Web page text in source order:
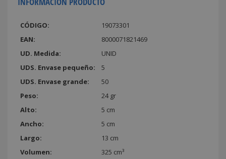
CÓDIGO:
19073301
EAN:
8000071821469
UD. Medida:
UNID
UDS. Envase pequeño:
5
UDS. Envase grande:
50
Peso:
24 gr
Alto:
5 cm
Ancho:
5 cm
Largo:
13 cm
Volumen:
325 cm³